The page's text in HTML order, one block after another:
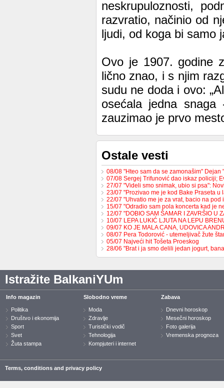
neskrupuloznosti,
razvratio, načinio od
ljudi, od koga bi samo
Ovo je 1907. godine
lično znao, i s njim
sudu ne doda i ovo:
osećala jedna
zauzimao je prvo
Ostale vesti
08/08 "Hteo sam da se zamonašim"
07/08 Sergej Trifunović dao iskaz policiji;
27/07 "Videli smo snimak, ubio si psa":
23/07 "Prozivao me je kod Bake Praseta
22/07 "Uhvatio me je za vrat, bacio na
15/07 "Odradio sam pola koncerta kad je
12/07 "DOBIO SAM ŠAMAR I ZAVRŠIO U
10/07 LEPA LUKIĆ LJUTA NA LEPU
09/07 KO JE MALA CANA, UDOVICA
08/07 Pera Todorović - utemeljivač žute
05/07 Najveći hit Tošeta Proeskog
28/06 "Brat i ja smo delili jedan jogurt,
Istražite BalkaniYUm
Info magazin
Politika
Društvo i ekonomija
Sport
Svet
Žuta stampa
Slobodno vreme
Moda
Zdravlje
Turistički vodič
Tehnologija
Kompjuteri i internet
Zabava
Dnevni horoskop
Mesečni horoskop
Foto galerija
Vremenska prognoza
Terms, conditions and privacy policy